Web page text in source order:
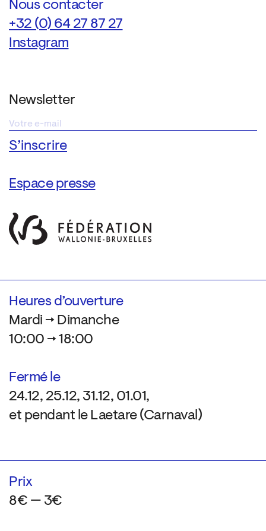
Nous contacter
+32 (0) 64 27 87 27
Instagram
Newsletter
Espace presse
Heures d’ouverture
Mardi → Dimanche
10:00 → 18:00
Fermé le
24.12, 25.12, 31.12, 01.01,
et pendant le Laetare (Carnaval)
Prix
8€ — 3€